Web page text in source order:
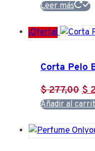
Leer más
¡Oferta!
Corta Pelo
$277,00 El
$
Añadir al